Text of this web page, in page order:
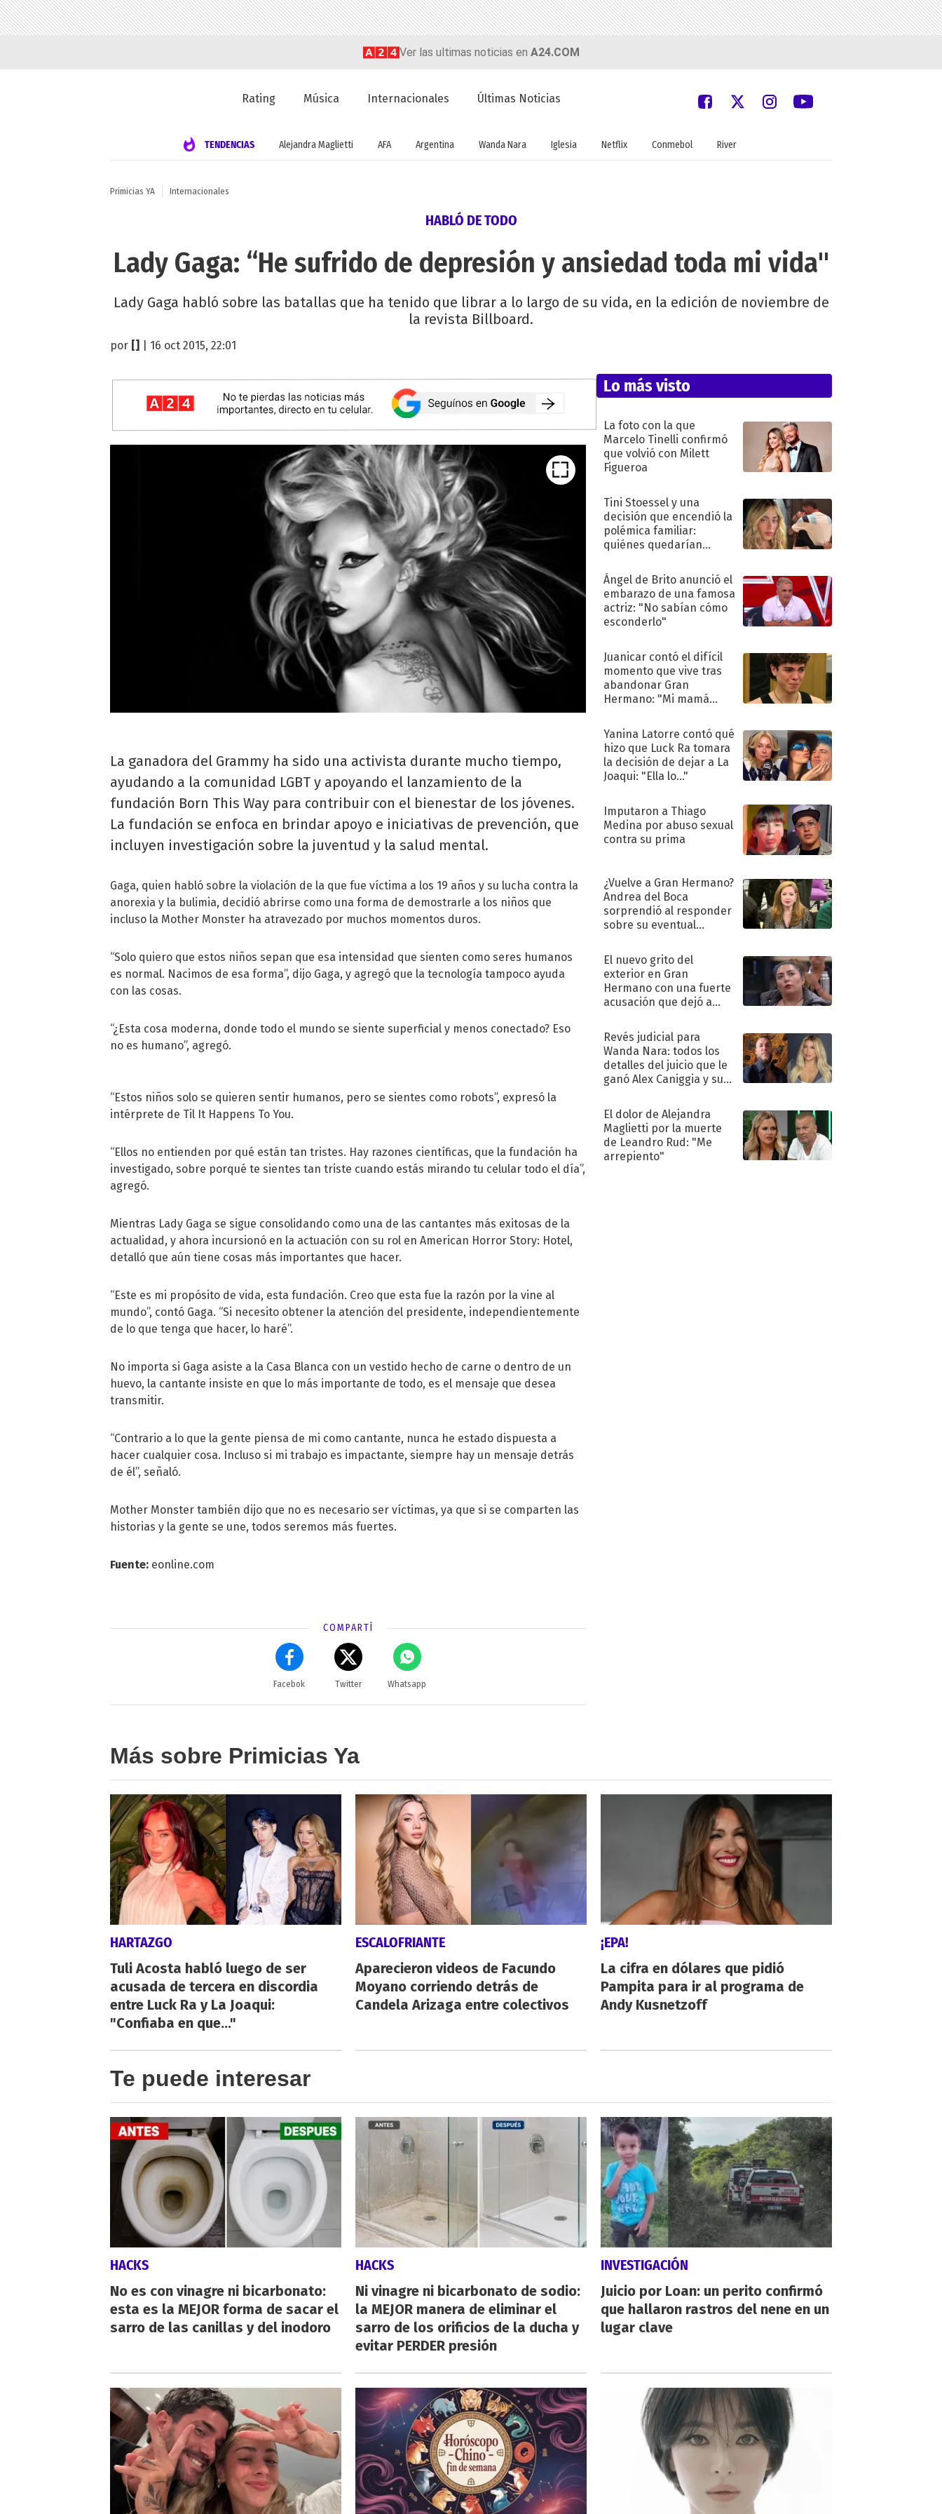
Ver las ultimas noticias en A24.COM
Rating Música Internacionales Últimas Noticias
TENDENCIAS Alejandra Maglietti AFA Argentina Wanda Nara Iglesia Netflix Conmebol River
Primicias YA Internacionales
HABLÓ DE TODO
Lady Gaga: “He sufrido de depresión y ansiedad toda mi vida"
Lady Gaga habló sobre las batallas que ha tenido que librar a lo largo de su vida, en la edición de noviembre de
la revista Billboard.
por | 16 oct 2015, 22:01
La ganadora del Grammy ha sido una activista durante mucho tiempo,
ayudando a la comunidad LGBT y apoyando el lanzamiento de la
fundación Born This Way para contribuir con el bienestar de los jóvenes.
La fundación se enfoca en brindar apoyo e iniciativas de prevención, que
incluyen investigación sobre la juventud y la salud mental.
Gaga, quien habló sobre la violación de la que fue víctima a los 19 años y su lucha contra la
anorexia y la bulimia, decidió abrirse como una forma de demostrarle a los niños que
incluso la Mother Monster ha atravezado por muchos momentos duros.
“Solo quiero que estos niños sepan que esa intensidad que sienten como seres humanos
es normal. Nacimos de esa forma”, dijo Gaga, y agregó que la tecnología tampoco ayuda
con las cosas.
“¿Esta cosa moderna, donde todo el mundo se siente superficial y menos conectado? Eso
no es humano”, agregó.
“Estos niños solo se quieren sentir humanos, pero se sientes como robots”, expresó la
intérprete de Til It Happens To You.
“Ellos no entienden por qué están tan tristes. Hay razones científicas, que la fundación ha
investigado, sobre porqué te sientes tan triste cuando estás mirando tu celular todo el día”,
agregó.
Mientras Lady Gaga se sigue consolidando como una de las cantantes más exitosas de la
actualidad, y ahora incursionó en la actuación con su rol en American Horror Story: Hotel,
detalló que aún tiene cosas más importantes que hacer.
“Este es mi propósito de vida, esta fundación. Creo que esta fue la razón por la vine al
mundo”, contó Gaga. “Si necesito obtener la atención del presidente, independientemente
de lo que tenga que hacer, lo haré”.
No importa si Gaga asiste a la Casa Blanca con un vestido hecho de carne o dentro de un
huevo, la cantante insiste en que lo más importante de todo, es el mensaje que desea
transmitir.
“Contrario a lo que la gente piensa de mi como cantante, nunca he estado dispuesta a
hacer cualquier cosa. Incluso si mi trabajo es impactante, siempre hay un mensaje detrás
de él”, señaló.
Mother Monster también dijo que no es necesario ser víctimas, ya que si se comparten las
historias y la gente se une, todos seremos más fuertes.
Fuente: eonline.com
COMPARTÍ
Facebok Twitter Whatsapp
Lo más visto
La foto con la que
Marcelo Tinelli confirmó
que volvió con Milett
Figueroa
Tini Stoessel y una
decisión que encendió la
polémica familiar:
quiénes quedarían
Ángel de Brito anunció el
embarazo de una famosa
actriz: "No sabían cómo
esconderlo"
Juanicar contó el difícil
momento que vive tras
abandonar Gran
Hermano: "Mi mamá
Yanina Latorre contó qué
hizo que Luck Ra tomara
la decisión de dejar a La
Joaqui: "Ella lo..."
Imputaron a Thiago
Medina por abuso sexual
contra su prima
¿Vuelve a Gran Hermano?
Andrea del Boca
sorprendió al responder
sobre su eventual
El nuevo grito del
exterior en Gran
Hermano con una fuerte
acusación que dejó a
"Traidora"
Revés judicial para
Wanda Nara: todos los
detalles del juicio que le
ganó Alex Caniggia y sus
El dolor de Alejandra
Maglietti por la muerte
de Leandro Rud: "Me
arrepiento"
Más sobre Primicias Ya
HARTAZGO
Tuli Acosta habló luego de ser
acusada de tercera en discordia
entre Luck Ra y La Joaqui:
"Confiaba en que..."
ESCALOFRIANTE
Aparecieron videos de Facundo
Moyano corriendo detrás de
Candela Arizaga entre colectivos
¡EPA!
La cifra en dólares que pidió
Pampita para ir al programa de
Andy Kusnetzoff
Te puede interesar
HACKS
No es con vinagre ni bicarbonato:
esta es la MEJOR forma de sacar el
sarro de las canillas y del inodoro
HACKS
Ni vinagre ni bicarbonato de sodio:
la MEJOR manera de eliminar el
sarro de los orificios de la ducha y
evitar PERDER presión
INVESTIGACIÓN
Juicio por Loan: un perito confirmó
que hallaron rastros del nene en un
lugar clave